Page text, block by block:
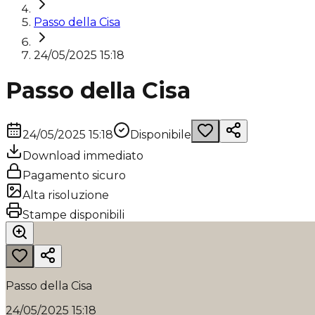
Passo della Cisa
24/05/2025 15:18
Passo della Cisa
24/05/2025 15:18
Disponibile
Download immediato
Pagamento sicuro
Alta risoluzione
Stampe disponibili
Passo della Cisa
24/05/2025 15:18